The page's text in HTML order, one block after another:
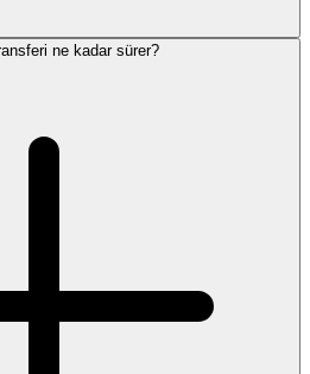
ne kadar sürer?